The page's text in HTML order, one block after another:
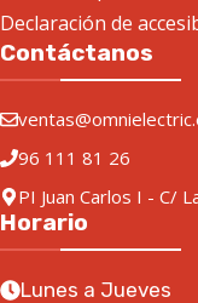
Declaración de
Contáctanos
96 111 81 26
PI Juan Carlos I - C/
Horario
Lunes a Jueves